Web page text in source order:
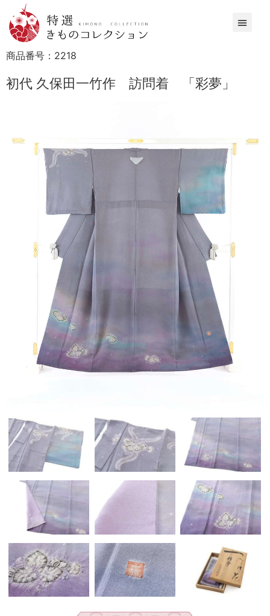
商品番号： 2218
初代 久保田一竹作 訪問着 「彩夢」